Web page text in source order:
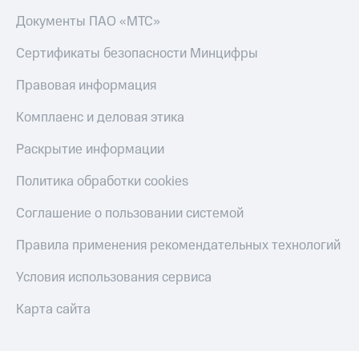
Документы ПАО «МТС»
Сертификаты безопасности Минцифры
Правовая информация
Комплаенс и деловая этика
Раскрытие информации
Политика обработки cookies
Соглашение о пользовании системой
Правила применения рекомендательных технологий
Условия использования сервиса
Карта сайта